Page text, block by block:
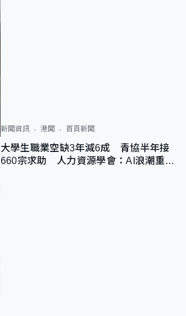
新聞資訊 港聞 首頁新聞
大學生職業空缺3年減6成 青協半年接
660宗求助 人力資源學會：AI浪潮重整